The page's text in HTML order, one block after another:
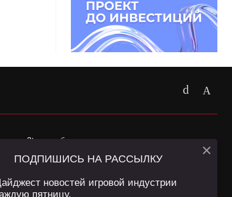
наapp2top.ruобязательна.
Пользователей сайта и сервис «Яндекс
Политике конфиденциальностии
ПОДПИШИСЬ НА РАССЫЛКУ
новостей игровой индустрии
пятницу.
×